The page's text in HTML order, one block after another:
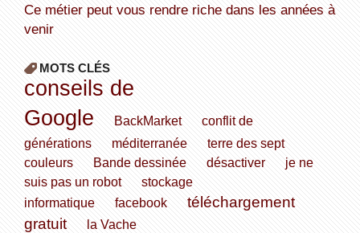
Ce métier peut vous rendre riche dans les années à
venir
MOTS CLÉS
conseils de
Google
BackMarket
conflit de
générations
méditerranée
terre des sept
couleurs
Bande dessinée désactiver
je ne
suis pas un robot
stockage
informatique
facebook
téléchargement
gratuit
la Vache